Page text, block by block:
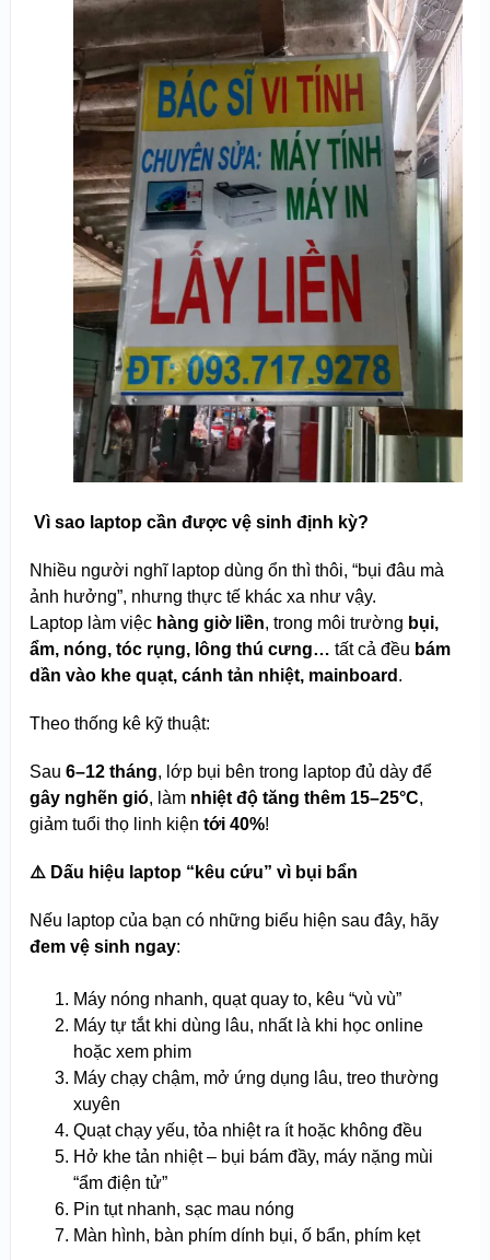
️ Vì sao laptop cần được vệ sinh định kỳ?
Nhiều người nghĩ laptop dùng ổn thì thôi, “bụi đâu mà
ảnh hưởng”, nhưng thực tế khác xa như vậy.
Laptop làm việc hàng giờ liền, trong môi trường bụi,
ẩm, nóng, tóc rụng, lông thú cưng… tất cả đều bám
dần vào khe quạt, cánh tản nhiệt, mainboard .
Theo thống kê kỹ thuật:
Sau 6–12 tháng, lớp bụi bên trong laptop đủ dày để
gây nghẽn gió, làm nhiệt độ tăng thêm 15–25°C,
giảm tuổi thọ linh kiện tới 40%!
⚠️ Dấu hiệu laptop “kêu cứu” vì bụi bẩn
Nếu laptop của bạn có những biểu hiện sau đây, hãy
đem vệ sinh ngay:
Máy nóng nhanh, quạt quay to, kêu “vù vù”
Máy tự tắt khi dùng lâu, nhất là khi học online
hoặc xem phim
Máy chạy chậm, mở ứng dụng lâu, treo thường
xuyên
Quạt chạy yếu, tỏa nhiệt ra ít hoặc không đều
Hở khe tản nhiệt – bụi bám đầy, máy nặng mùi
“ẩm điện tử”
Pin tụt nhanh, sạc mau nóng
Màn hình, bàn phím dính bụi, ố bẩn, phím kẹt